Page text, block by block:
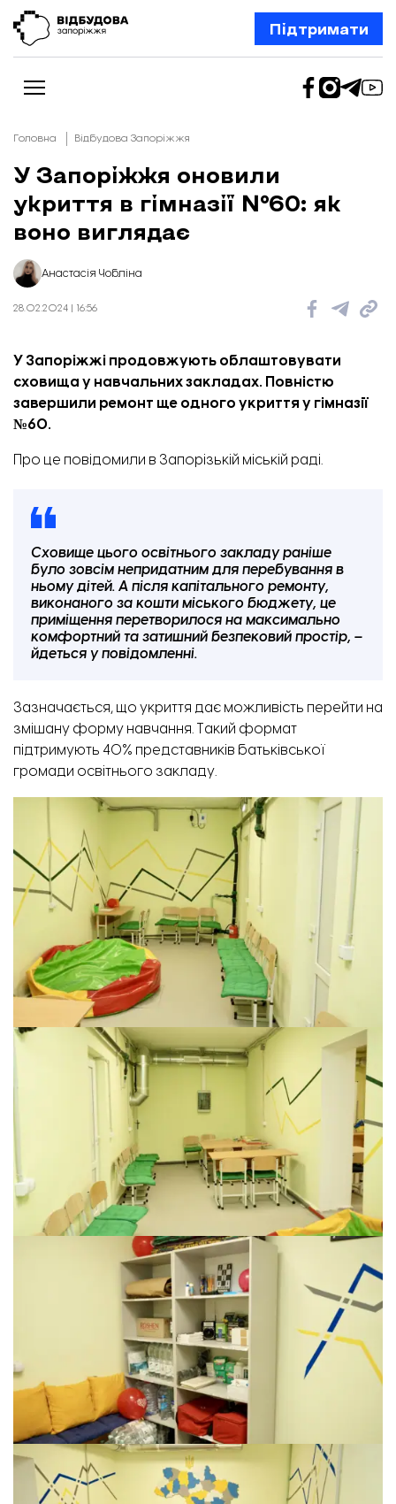
Підтримати
Новини
Відбудова Запоріжжя
Ексклюзив
Шлях додому
Відбудова. Життя
Про нас
Головна Відбудова Запоріжжя
У Запоріжжя оновили
укриття в гімназії №60: як
воно виглядає
Анастасія Чобліна
28.02.2024 | 16:56
У Запоріжжі продовжують облаштовувати
сховища у навчальних закладах. Повністю
завершили ремонт ще одного укриття у гімназії
№60.
Про це повідомили в Запорізькій міській раді.
Сховище цього освітнього закладу раніше
було зовсім непридатним для перебування в
ньому дітей. А після капітального ремонту,
виконаного за кошти міського бюджету, це
приміщення перетворилося на максимально
комфортний та затишний безпековий простір, –
йдеться у повідомленні.
Зазначається, що укриття дає можливість перейти на
змішану форму навчання. Такий формат
підтримують 40% представників батьківської
громади освітнього закладу.